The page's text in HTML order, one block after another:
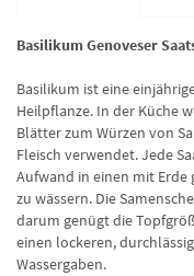
Basilikum Genoveser
Basilikum ist eine
Heilpflanze. In der Küche
Blätter zum Würzen von
Fleisch verwendet. Jede
Aufwand in einen mit
zu wässern. Die
darum genügt die
einen lockeren,
Wassergaben.